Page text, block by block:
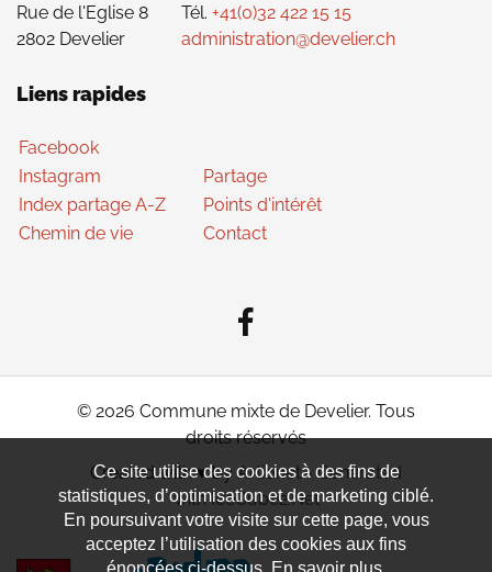
Rue de l'Eglise 8
2802 Develier
Tél. +41(0)32 422 15 15
administration@develier.ch
Liens rapides
Facebook
Instagram
Index partage A-Z
Chemin de vie
Partage
Points d'intérêt
Contact
© 2026 Commune mixte de Develier. Tous
droits réservés
Created with♥byArtionet-Generated
with IceCube2.Net
Ce site utilise des cookies à des fins de
statistiques, d’optimisation et de marketing ciblé.
En poursuivant votre visite sur cette page, vous
acceptez l’utilisation des cookies aux fins
énoncées ci-dessus. En savoir plus.